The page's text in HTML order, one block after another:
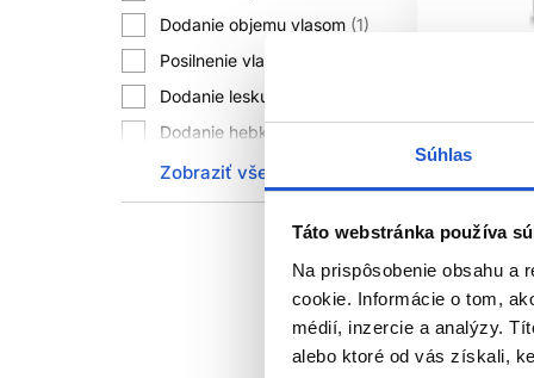
Súhlas
Táto webstránka používa
Na prispôsobenie obsahu a
cookie. Informácie o tom,
médií, inzercie a analýzy.
alebo ktoré od vás získali,
Doplnky majú zmysel pri
biotínu môžu skresľovať laboratórne
Pri podozrení na nedostatok
Vlasy rastú pomaly, preto
vzdialenosti. Denné počítanie
Dodanie objemu vlasom 1
Posilnenie vlasov
Dodanie lesku vlasom
Dodanie hebkosti
1
1
Hydratácia vlasov
2
Zobraziť všetko
3.10 €
Skladom